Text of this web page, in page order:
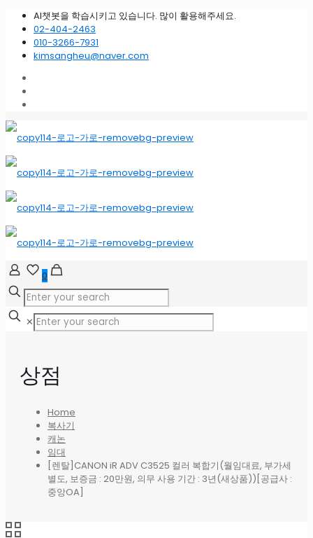
AI챗봇을 학습시키고 있습니다. 많이 활용해주세요.
02-404-2463
010-3266-7931
kimsangheu@naver.com
0
✕
상점
Home
복사기
캐논
임대
[렌탈]CANON iR ADV C3525 컬러 복합기(월임대료, 부가세
별도, 보증금 : 20만원, 의무 사용 기간 : 3년(새상품))[공급사 :
중앙OA]